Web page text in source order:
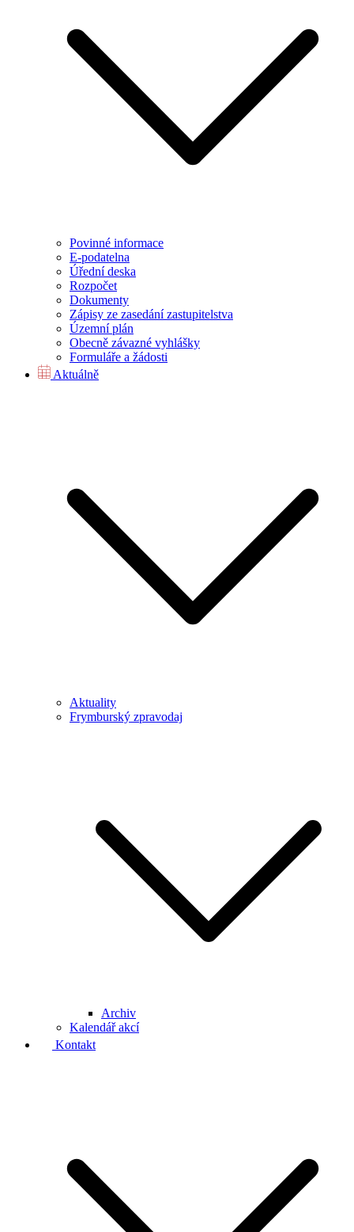
Povinné informace
E-podatelna
Úřední deska
Rozpočet
Dokumenty
Zápisy ze zasedání zastupitelstva
Územní plán
Obecně závazné vyhlášky
Formuláře a žádosti
Aktuálně
Aktuality
Frymburský zpravodaj
Archiv
Kalendář akcí
Kontakt